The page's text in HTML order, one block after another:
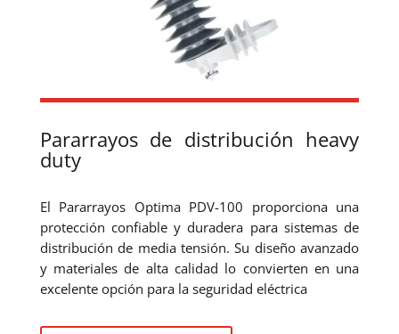
Pararrayos de distribución heavy
duty
El Pararrayos Optima PDV-100 proporciona una
protección confiable y duradera para sistemas de
distribución de media tensión. Su diseño avanzado
y materiales de alta calidad lo convierten en una
excelente opción para la seguridad eléctrica